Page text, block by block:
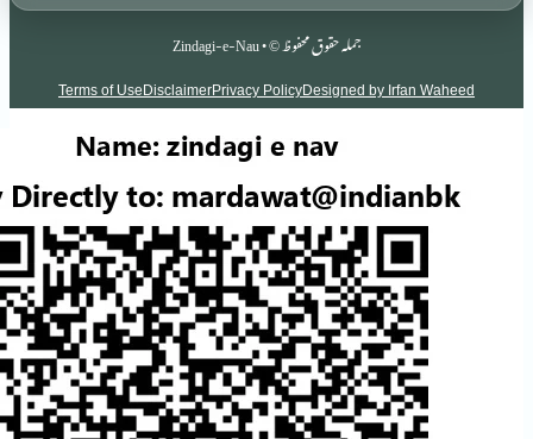
Designed by
Privacy Policy
Disclaimer
Terms of Use